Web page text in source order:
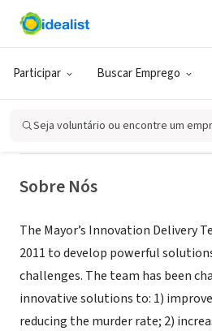
Participar Buscar Emprego
Seja voluntário ou encontre um
GOVERNO (SETOR PÚBLICO)
City of New Orleans
Delivery Team
New Orleans, LA
Sobre Nós
The Mayor’s Innovation Delivery
2011 to develop powerful
challenges. The team has been
innovative solutions to: 1) improve
reducing the murder rate; 2)